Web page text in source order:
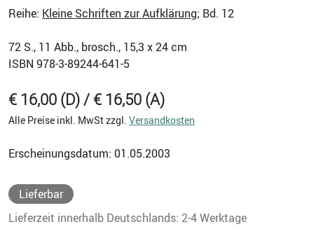
Reihe: Kleine Schriften zur Aufklärung; Bd. 12
72 S., 11 Abb., brosch., 15,3 x 24 cm
ISBN 978-3-89244-641-5
€ 16,00 (D) / € 16,50 (A)
Alle Preise inkl. MwSt zzgl. Versandkosten
Erscheinungsdatum: 01.05.2003
Lieferbar
Lieferzeit innerhalb Deutschlands: 2-4 Werktage